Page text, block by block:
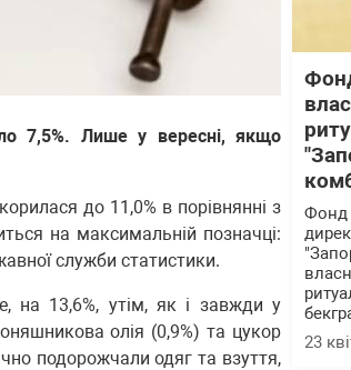
7,5%. Лише у вересні, якщо
до 11,0% в порівнянні з
на максимальній позначці:
служби статистики.
на 13,6%, утім, як і завжди у
олія (0,9%) та цукор
подорожчали одяг та взуття,
Фонд
23